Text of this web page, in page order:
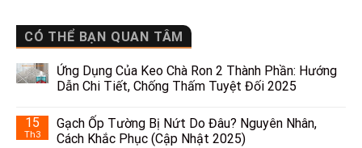
CÓ THỂ BẠN QUAN TÂM
Ứng Dụng Của Keo Chà Ron 2 Thành Phần: Hướng
Dẫn Chi Tiết, Chống Thấm Tuyệt Đối 2025
15
Th3
Gạch Ốp Tường Bị Nứt Do Đâu? Nguyên Nhân,
Cách Khắc Phục (Cập Nhật 2025)